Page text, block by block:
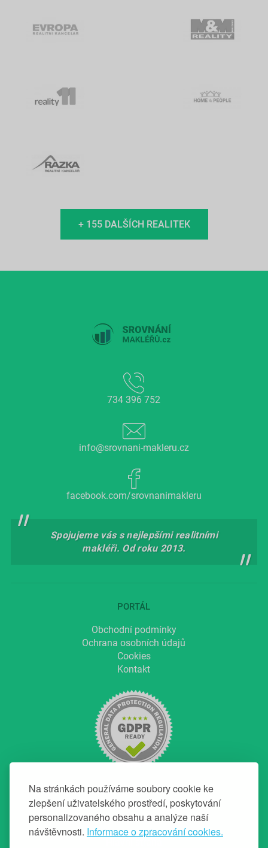
Na stránkách používáme soubory cookie ke
zlepšení uživatelského prostředí, poskytování
personalizovaného obsahu a analýze naší
návštěvnosti. Informace o zpracování cookies.
+ 155 DALŠÍCH REALITEK
734 396 752
info@srovnani-makleru.cz
facebook.com/srovnanimakleru
Spojujeme vás s nejlepšími realitními
makléři. Od roku 2013.
PORTÁL
Obchodní podmínky
Ochrana osobních údajů
Cookies
Kontakt
NAVIGACE